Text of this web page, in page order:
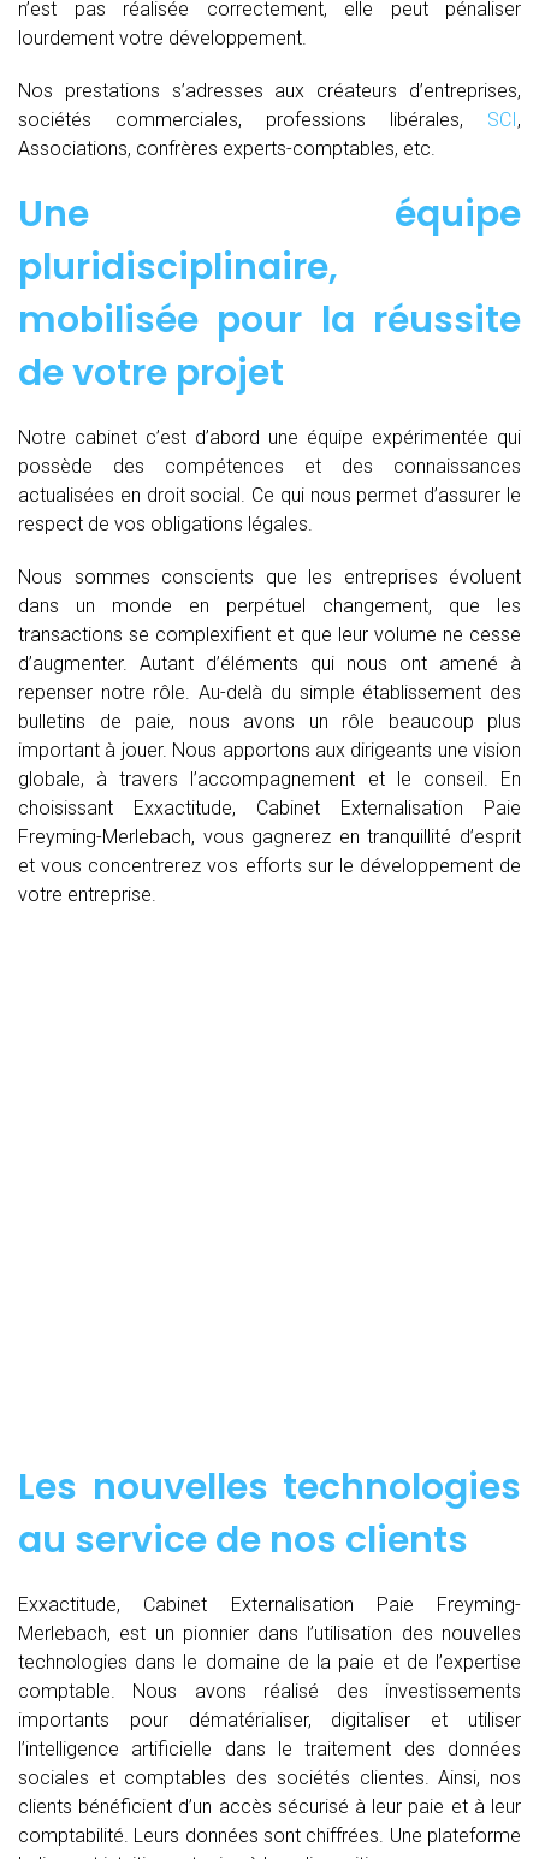
n’est pas réalisée correctement, elle peut pénaliser
lourdement votre développement.
Nos prestations s’adresses aux créateurs d’entreprises,
sociétés commerciales, professions libérales, SCI,
Associations, confrères experts-comptables, etc.
Une équipe
pluridisciplinaire,
mobilisée pour la réussite
de votre projet
Notre cabinet c’est d’abord une équipe expérimentée qui
possède des compétences et des connaissances
actualisées en droit social. Ce qui nous permet d’assurer le
respect de vos obligations légales.
Nous sommes conscients que les entreprises évoluent
dans un monde en perpétuel changement, que les
transactions se complexifient et que leur volume ne cesse
d’augmenter. Autant d’éléments qui nous ont amené à
repenser notre rôle. Au-delà du simple établissement des
bulletins de paie, nous avons un rôle beaucoup plus
important à jouer. Nous apportons aux dirigeants une vision
globale, à travers l’accompagnement et le conseil. En
choisissant Exxactitude, Cabinet Externalisation Paie
Freyming-Merlebach, vous gagnerez en tranquillité d’esprit
et vous concentrerez vos efforts sur le développement de
votre entreprise.
Les nouvelles technologies
au service de nos clients
Exxactitude, Cabinet Externalisation Paie Freyming-
Merlebach, est un pionnier dans l’utilisation des nouvelles
technologies dans le domaine de la paie et de l’expertise
comptable. Nous avons réalisé des investissements
importants pour dématérialiser, digitaliser et utiliser
l’intelligence artificielle dans le traitement des données
sociales et comptables des sociétés clientes. Ainsi, nos
clients bénéficient d’un accès sécurisé à leur paie et à leur
comptabilité. Leurs données sont chiffrées. Une plateforme